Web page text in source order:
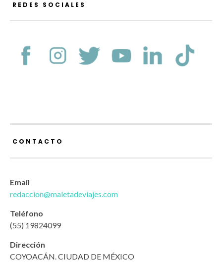
REDES SOCIALES
CONTACTO
Email
redaccion@maletadeviajes.com
Teléfono
(55) 19824099
Dirección
COYOACÁN. CIUDAD DE MÉXICO